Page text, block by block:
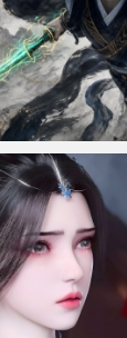
壁纸3840x2160